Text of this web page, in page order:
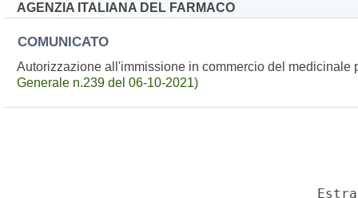
AGENZIA ITALIANA DEL FARMACO
COMUNICATO
Autorizzazione all'immissione in commercio del
Generale n.239 del 06-10-2021)